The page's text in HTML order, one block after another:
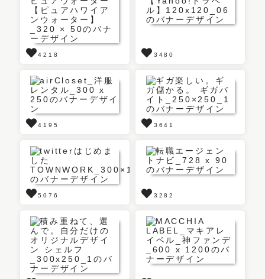
4218 3480
4195 3641
5076 3282